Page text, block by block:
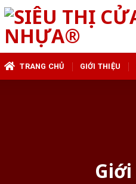
TRANG CHỦ GIỚI THIỆU